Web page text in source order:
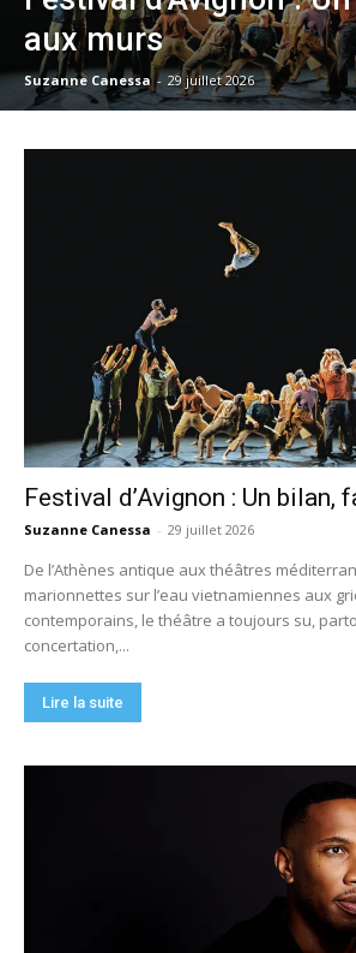
aux murs
Suzanne Canessa - 29 juillet 2026
Festival d’Avignon : Un bilan,
Suzanne Canessa - 29 juillet 2026
De l’Athènes antique aux théâtres
marionnettes sur l’eau vietnamiennes aux
contemporains, le théâtre a toujours su,
concertation,...
Lire la suite